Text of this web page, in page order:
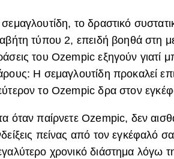
το δραστικό
τύπου 2, επειδή βοηθά στη
του Ozempic εξηγούν γιατί
Η σεμαγλουτίδη προκαλεί
το Ozempic δρα στον
όταν παίρνετεOzempic, δεν
πείνας από τον εγκέφαλό
χρονικό διάστημα λόγω